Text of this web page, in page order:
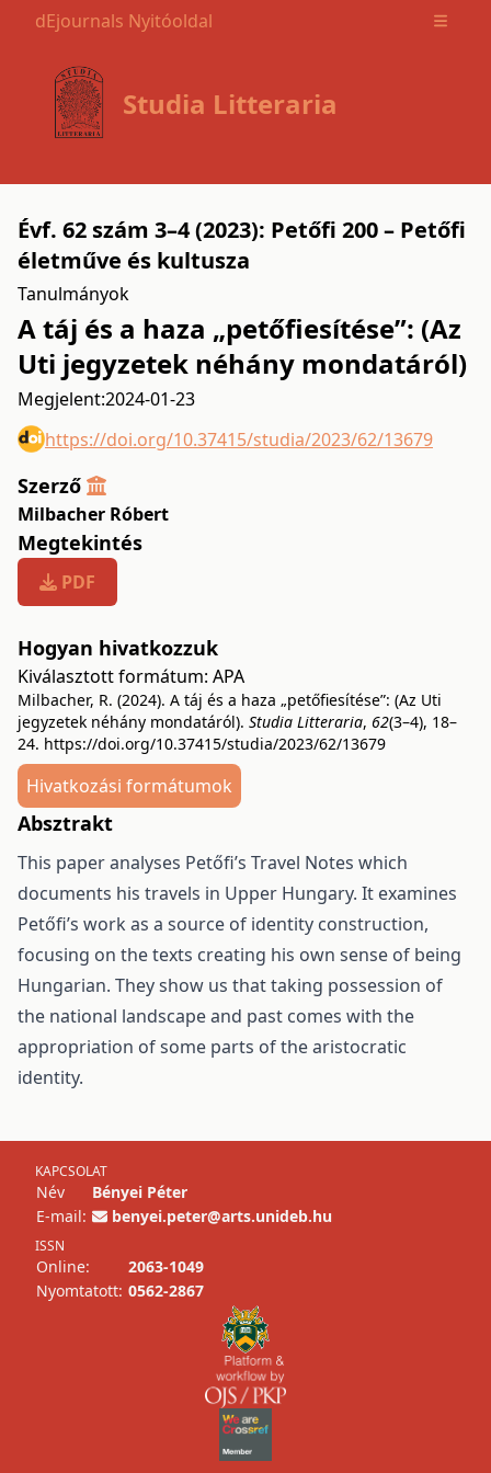
dEjournals Nyitóoldal Open
Studia Litteraria
Évf. 62 szám 3–4 (2023): Petőfi 200 – Petőfi
életműve és kultusza
Tanulmányok
A táj és a haza „petőfiesítése”: (Az
Uti jegyzetek néhány mondatáról)
Megjelent:2024-01-23
https://doi.org/10.37415/studia/2023/62/13679
Szerző
Milbacher Róbert
Megtekintés
PDF
Hogyan hivatkozzuk
Kiválasztott formátum: APA
Milbacher, R. (2024). A táj és a haza „petőfiesítése”: (Az Uti
jegyzetek néhány mondatáról). Studia Litteraria, 62(3–4), 18–
24. https://doi.org/10.37415/studia/2023/62/13679
Hivatkozási formátumok
Absztrakt
This paper analyses Petőfi’s Travel Notes which
documents his travels in Upper Hungary. It examines
Petőfi’s work as a source of identity construction,
focusing on the texts creating his own sense of being
Hungarian. They show us that taking possession of
the national landscape and past comes with the
appropriation of some parts of the aristocratic
identity.
KAPCSOLAT
Név
Bényei Péter
E-mail:
benyei.peter@arts.unideb.hu
ISSN
Online:
2063-1049
Nyomtatott: 0562-2867